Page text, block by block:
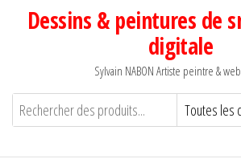
Dessins & peintures de
digitale
Sylvain NABON Artiste peintre &